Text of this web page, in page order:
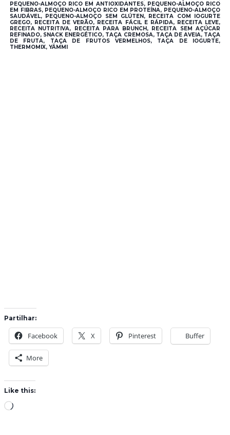
PEQUENO-ALMOÇO RICO EM ANTIOXIDANTES, PEQUENO-ALMOÇO RICO
EM FIBRAS, PEQUENO-ALMOÇO RICO EM PROTEÍNA, PEQUENO-ALMOÇO
SAUDÁVEL, PEQUENO-ALMOÇO SEM GLÚTEN, RECEITA COM IOGURTE
GREGO, RECEITA DE VERÃO, RECEITA FÁCIL E RÁPIDA, RECEITA LEVE,
RECEITA NUTRITIVA, RECEITA PARA BRUNCH, RECEITA SEM AÇÚCAR
REFINADO, SNACK ENERGÉTICO, TAÇA CREMOSA, TAÇA DE AVEIA, TAÇA
DE FRUTA, TAÇA DE FRUTOS VERMELHOS, TAÇA DE IOGURTE,
THERMOMIX, YÄMMI
Partilhar:
Facebook X Pinterest Buffer
More
Like this:
L